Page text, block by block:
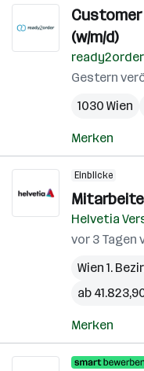
(w/m/d)
ready2order
Gestern
1030 Wien
Merken
Einblicke
Helvetia
vor 3
Wien 1.
ab
Merken